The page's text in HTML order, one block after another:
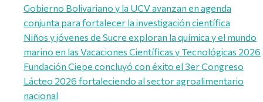
Gobierno Bolivariano y la UCV avanzan en agenda
conjunta para fortalecer la investigación científica
Niños y jóvenes de Sucre exploran la química y el mundo
marino en las Vacaciones Científicas y Tecnológicas 2026
Fundación Ciepe concluyó con éxito el 3er Congreso
Lácteo 2026 fortaleciendo al sector agroalimentario
nacional